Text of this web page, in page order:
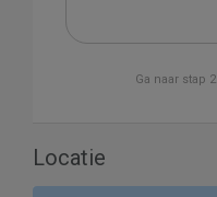
Ga naar stap 2
Locatie